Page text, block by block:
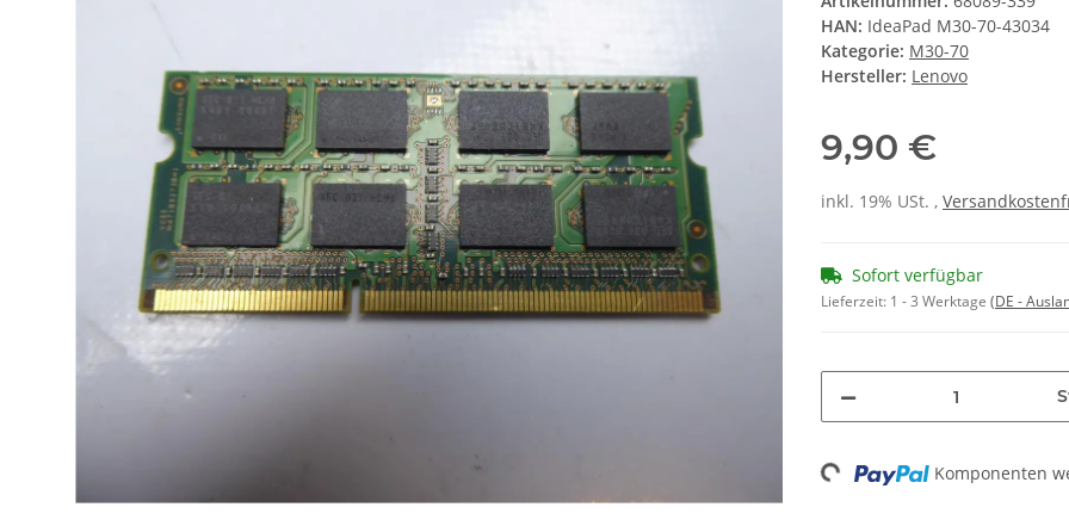
HAN: IdeaPad M30-70-43034
Kategorie: M30-70
Hersteller: Lenovo
9,90 €
inkl. 19% USt. ,
Sofort verfügbar
Lieferzeit: 1 - 3 Werktage (DE -
Loading... Komponenten